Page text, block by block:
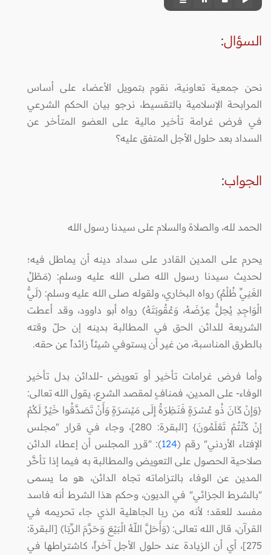
السؤال:
نحن جمعية تعاونية، نقوم بتمويل الأعضاء على أساس
المرابحة الإسلامية بالتقسيط، نرجو بيان الحكم الشرعي
في فرض غرامة تأخير مالية على العضو المتأخر عن
السداد بعد حلول الأجل المتفق عليه؟
الجواب:
الحمد لله، والصلاة والسلام على سيدنا رسول الله
يحرم على المدين القادر على سداد دينه أن يماطل فيه؛
لحديث سيدنا رسول الله صلى الله عليه وسلم: (مَطْلُ
الغَنِيِّ ظُلْمٌ) رواه البخاري، ولقوله صلى الله عليه وسلم: (لَيُّ
الْوَاجِدِ يُحِلُّ عِرْضَهُ، وَعُقُوبَتَهُ) رواه أبو داوود، وقد أعطت
الشريعة للدائن الحق في المطالبة بدينه إن حلّ وقته
بالطرق المناسبة، من غير أن يستوفي شيئاً زائداً عن حقه.
وأما فرض غرامات تأخير أو تعويض -للدائن بدل تأخير
الوفاء- على المدين، فمنافٍ لمقصد الشرع، يقول الله تعالى:
{وَإِنْ كَانَ ذُو عُسْرَةٍ فَنَظِرَةٌ إِلَى مَيْسَرَةٍ وَأَنْ تَصَدَّقُوا خَيْرٌ لَكُمْ
إِنْ كُنْتُمْ تَعْلَمُونَ} [البقرة: 280]، وجاء في قرار "مجلس
الإفتاء الأردني" رقم (124): "قرر المجلس أن إعطاء الدائن
صلاحية الحصول على التعويض والمطالبة به فيما إذا تأخَّر
المدين عن الوفاء بالتزاماته تجاه الدائن، هو ما يسمى
"بالشرط الجزائي" في الديون، وحكم هذا الشرط أنه فاسد
مفسد للعقد؛ لأنه من ربا الجاهلية الذي جاء تحريمه في
القرآن، قال الله تعالى: (وَأَحَلَّ اللّهُ الْبَيْعَ وَحَرَّمَ الرِّبَا) [البقرة:
275]، أي أن الزيادة عند حلول الأجل آخراً، كاشتراطها في